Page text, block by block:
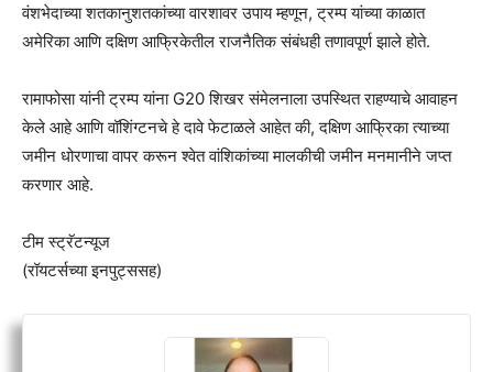
वंशभेदाच्या शतकानुशतकांच्या वारशावर उपाय म्हणून, ट्रम्प यांच्या काळात
अमेरिका आणि दक्षिण आफ्रिकेतील राजनैतिक संबंधही तणावपूर्ण झाले होते.
रामाफोसा यांनी ट्रम्प यांना G20 शिखर संमेलनाला उपस्थित राहण्याचे आवाहन
केले आहे आणि वॉशिंग्टनचे हे दावे फेटाळले आहेत की, दक्षिण आफ्रिका त्याच्या
जमीन धोरणाचा वापर करून श्वेत वांशिकांच्या मालकीची जमीन मनमानीने जप्त
करणार आहे.
टीम स्ट्रॅटन्यूज
(रॉयटर्सच्या इनपुट्ससह)